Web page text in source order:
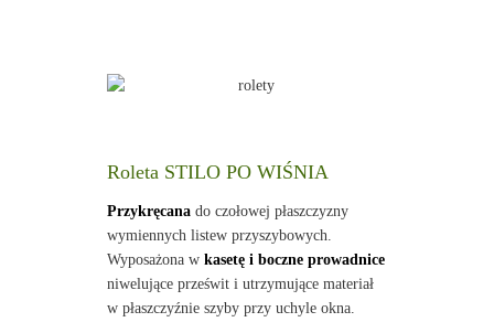
Roleta STILO PO WIŚNIA
Przykręcanado czołowej płaszczyzny
wymiennych listew przyszybowych.
Wyposażona w kasetę i boczne prowadnice
niwelujące prześwit i utrzymujące materiał
w płaszczyźnie szyby przy uchyle okna.